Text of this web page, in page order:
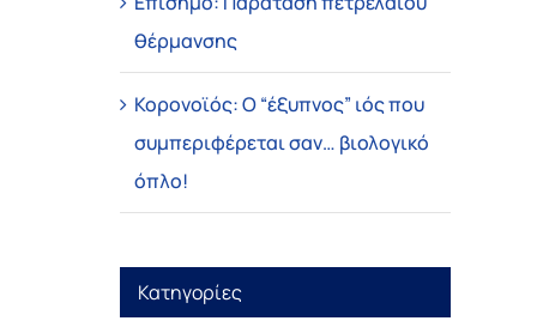
θέρμανσης
Κορονοϊός: Ο “έξυπνος” ιός που
συμπεριφέρεται σαν… βιολογικό
όπλο!
Κατηγορίες